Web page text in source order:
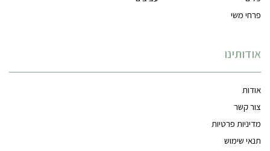
פרחי משי
אודותינו
אודות
צור קשר
מדיניות פרטיות
תנאי שימוש